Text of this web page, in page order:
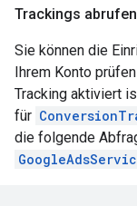
Trackings abrufen
Sie können die
Ihrem Konto
Tracking aktiviert
für
die folgende